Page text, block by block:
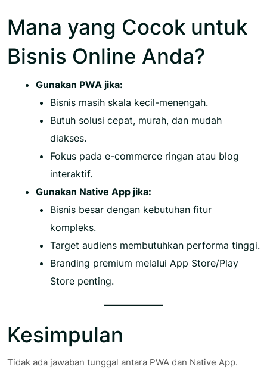
Mana yang Cocok untuk
Bisnis Online Anda?
Gunakan PWA jika:
Bisnis masih skala kecil-menengah.
Butuh solusi cepat, murah, dan mudah
diakses.
Fokus pada e-commerce ringan atau blog
interaktif.
Gunakan Native App jika:
Bisnis besar dengan kebutuhan fitur
kompleks.
Target audiens membutuhkan performa tinggi.
Branding premium melalui App Store/Play
Store penting.
Kesimpulan
Tidak ada jawaban tunggal antara PWA dan Native App.